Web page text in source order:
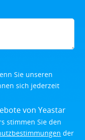
Sie unseren
sich jederzeit
von Yeastar
stimmen Sie den
der